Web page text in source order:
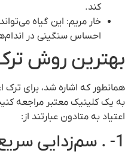
کند.
خار مریم: این گیاه
احساس سنگینی در
بهترین روش
همانطور که اشاره شد، برای
به یک کلینیک معتبر مراجعه
اعتیاد به متادون عبارتند از:
1- . سم‌زدایی سریع بدن از متادون